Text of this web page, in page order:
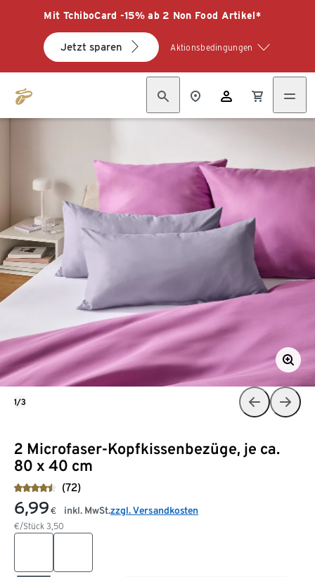
Mit TchiboCard -15% ab 2 Non Food Artikel*
Jetzt sparen Aktionsbedingungen
2 Microfaser-Kopfkissenbezüge, je ca.
80 x 40 cm
(72)
6,99 €
€/Stück 3,50
inkl. MwSt.zzgl. Versandkosten
1/3